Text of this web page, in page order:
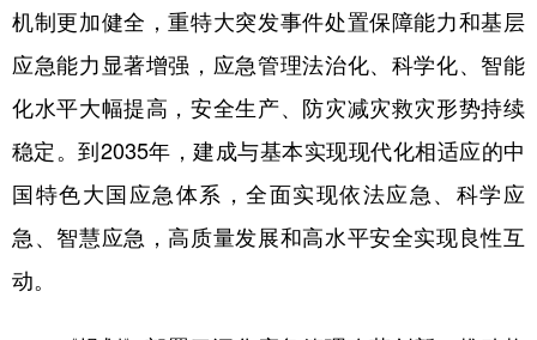
四川 贵州 云南 西藏
陕西 甘肃 青海 宁夏
新疆 内蒙古 黑龙江
多语种频道
机制更加健全，重特大突发事件处置保障能力和基层
应急能力显著增强，应急管理法治化、科学化、智能
化水平大幅提高，安全生产、防灾减灾救灾形势持续
稳定。到2035年，建成与基本实现现代化相适应的中
国特色大国应急体系，全面实现依法应急、科学应
急、智慧应急，高质量发展和高水平安全实现良性互
动。